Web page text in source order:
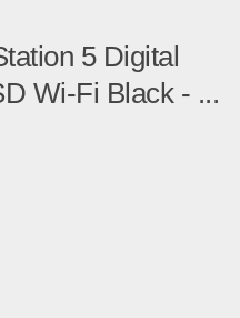
5 Digital
Wi-Fi Black - ...